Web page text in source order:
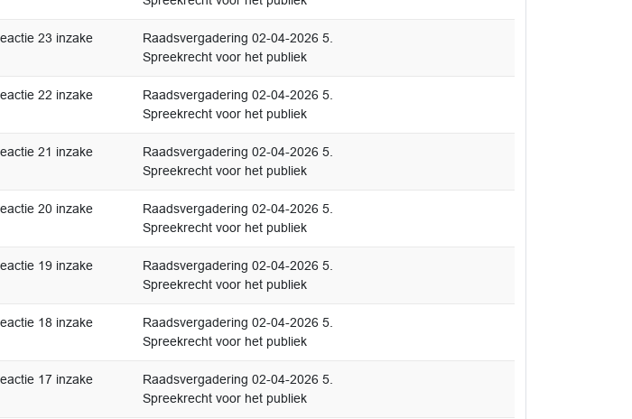
23 inzake
Raadsvergadering 02-04-2026 5.
Spreekrecht voor het publiek
22 inzake
Raadsvergadering 02-04-2026 5.
Spreekrecht voor het publiek
21 inzake
Raadsvergadering 02-04-2026 5.
Spreekrecht voor het publiek
20 inzake
Raadsvergadering 02-04-2026 5.
Spreekrecht voor het publiek
19 inzake
Raadsvergadering 02-04-2026 5.
Spreekrecht voor het publiek
18 inzake
Raadsvergadering 02-04-2026 5.
Spreekrecht voor het publiek
17 inzake
Raadsvergadering 02-04-2026 5.
Spreekrecht voor het publiek